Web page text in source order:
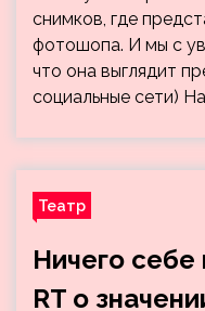
снимков, где
фотошопа. И мы с
что она выглядит
социальные сети)
Театр
Ничего себе
RT о